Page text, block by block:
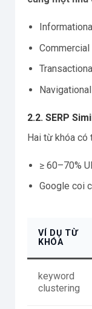
Informational
Commercial
Transactional
Navigational
2.2. SERP
Hai từ khóa có
≥ 60–70%
Google coi
VÍ DỤ TỪ
KHÓA
keyword
clustering